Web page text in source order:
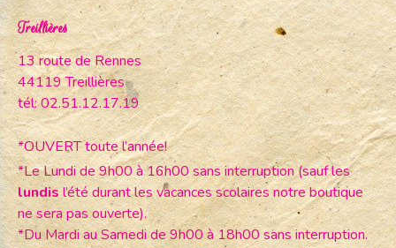
Treillières
13 route de Rennes
44119 Treillières
tél: 02.51.12.17.19
*OUVERT toute l’année!
*Le Lundi de 9h00 à 16h00 sans interruption (sauf les
lundisl’été durant les vacances scolaires notre boutique
ne sera pas ouverte).
*Du Mardi au Samedi de 9h00 à 18h00 sans interruption.